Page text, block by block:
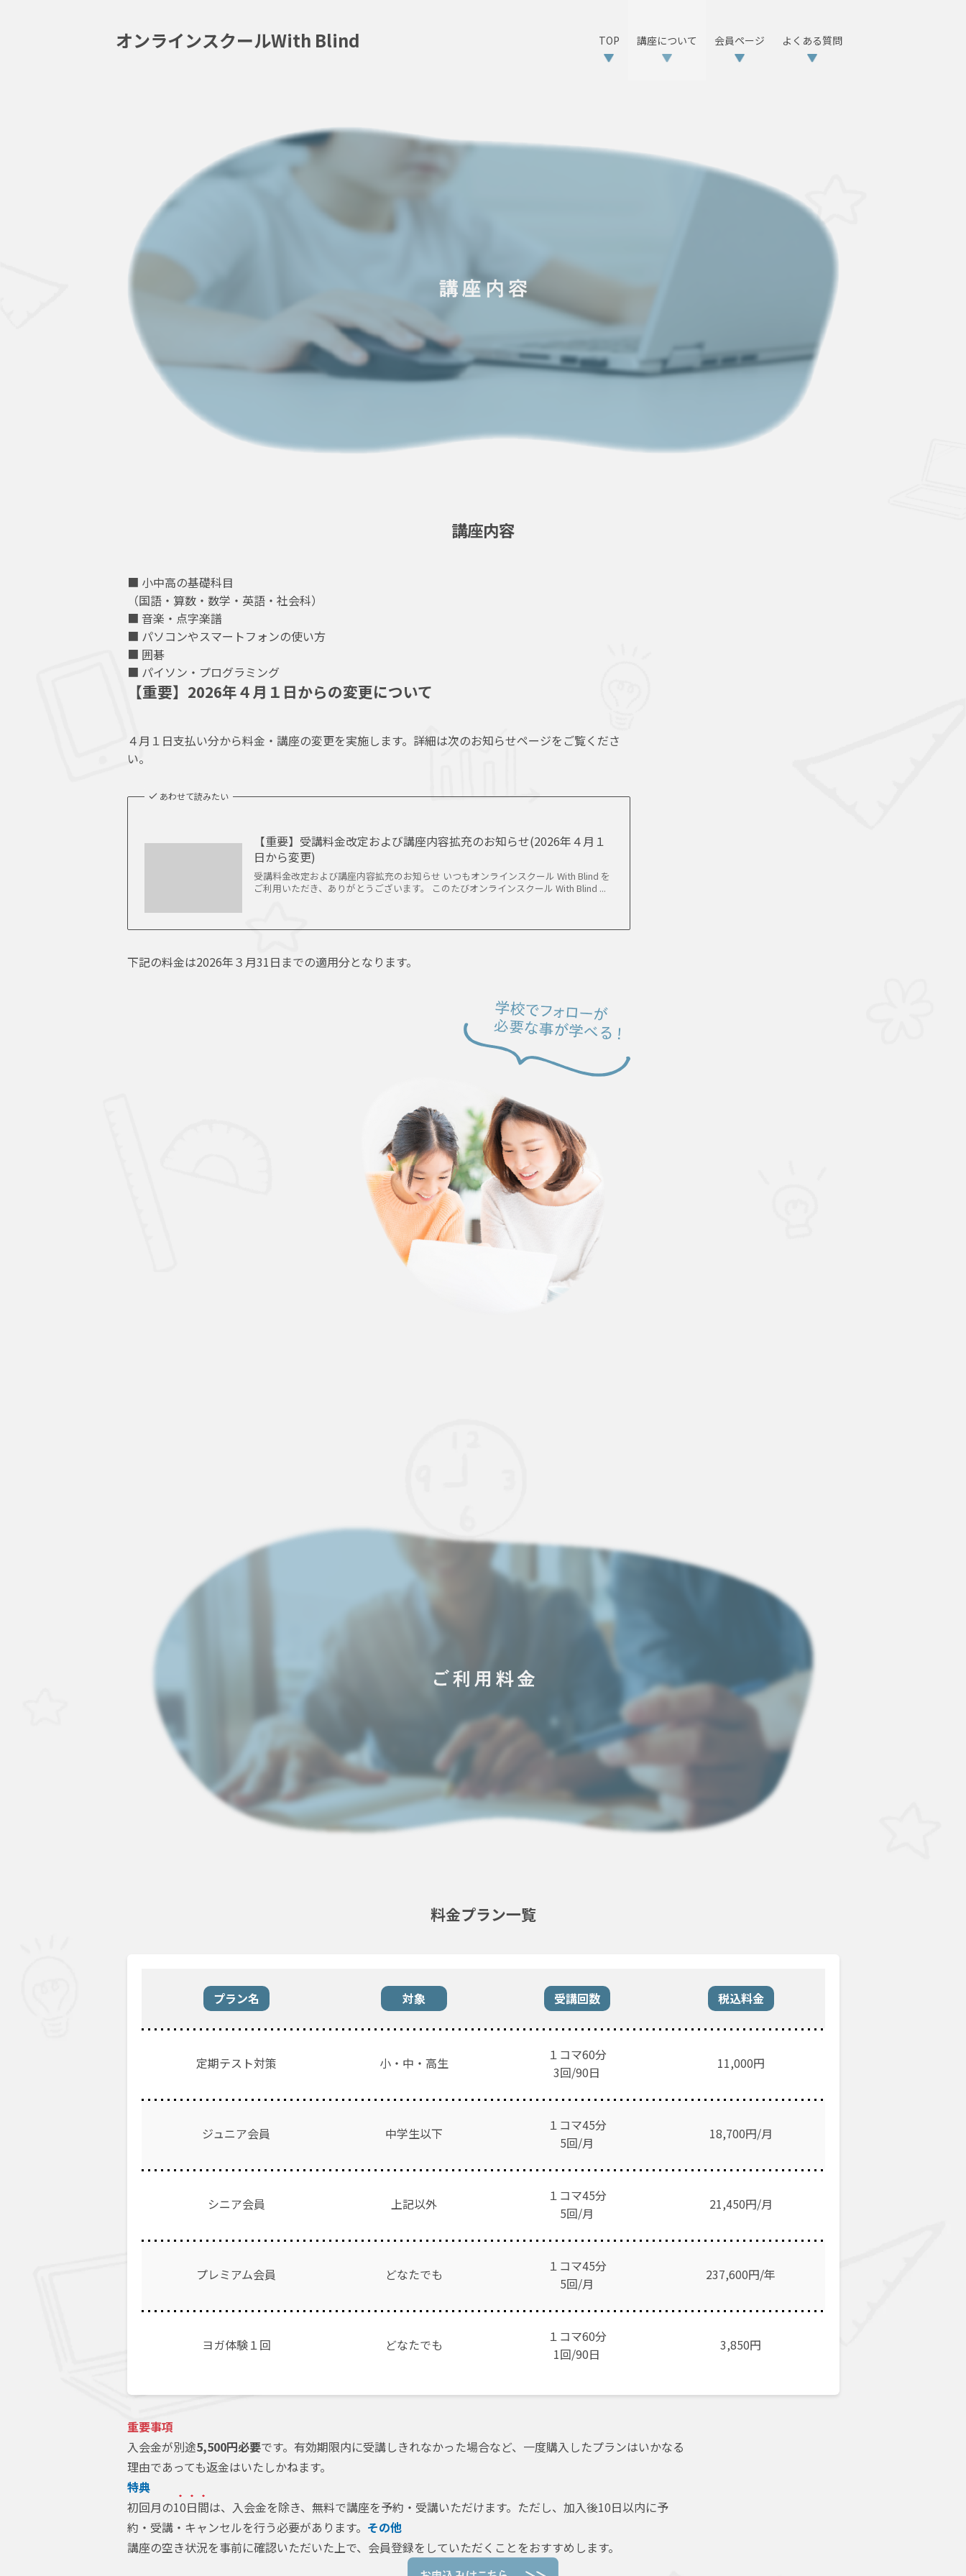
オンラインスクールWith Blind TOP 講座について 会員ページ よくある質問
講座内容
■ 小中高の基礎科目
（国語・算数・数学・英語・社会科）
■ 音楽・点字楽譜
■ パソコンやスマートフォンの使い方
■ 囲碁
■ パイソン・プログラミング
【重要】2026年４月１日からの変更について
４月１日支払い分から料金・講座の変更を実施します。詳細は次のお知らせページをご覧くださ
い。
あわせて読みたい
【重要】受講料金改定および講座内容拡充のお知らせ(2026年４月１
日から変更)
受講料金改定および講座内容拡充のお知らせ いつもオンラインスクール With Blind を
ご利用いただき、ありがとうございます。 このたびオンラインスクール With Blind ...
下記の料金は2026年３月31日までの適用分となります。
料金プラン一覧
プラン名 対象 受講回数 税込料金
定期テスト対策 小・中・高生
１コマ60分
3回/90日
11,000円
ジュニア会員 中学生以下
１コマ45分
5回/月
18,700円/月
シニア会員 上記以外
１コマ45分
5回/月
21,450円/月
プレミアム会員 どなたでも
１コマ45分
5回/月
237,600円/年
ヨガ体験１回 どなたでも
１コマ60分
1回/90日
3,850円
重要事項
入会金が別途5,500円必要です。有効期限内に受講しきれなかった場合など、一度購入したプランはいかなる
理由であっても返金はいたしかねます。
特典
初回月の10日間は、入会金を除き、無料で講座を予約・受講いただけます。ただし、加入後10日以内に予
約・受講・キャンセルを行う必要があります。 その他
講座の空き状況を事前に確認いただいた上で、会員登録をしていただくことをおすすめします。